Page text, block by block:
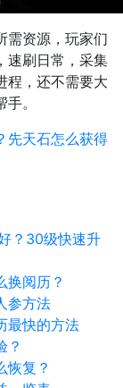
需资源，玩家们
速刷日常，采集
程，还不需要大
。
先天石怎么获得
？30级快速升
换阅历？
参方法
最快的方法
？
恢复？